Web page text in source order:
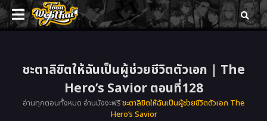
ชะตาลิขิตให้ฉันเป็นผู้ช่วยชีวิตตัวเอก | The
Hero’s Savior ตอนที่128
อ่านทุกตอนทั้งหมด อ่านมังงะฟรีชะตาลิขิตให้ฉันเป็นผู้ช่วยชีวิตตัวเอก The
Hero’s Savior